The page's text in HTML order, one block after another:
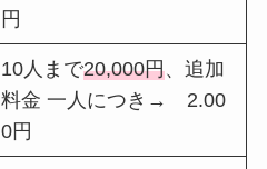
円
10人まで20,000円、追加
料金 一人につき→ 2.00
0円